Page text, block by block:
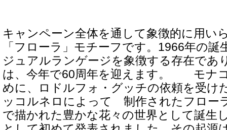
キャンペーン全体を通して象徴的に用い
「フローラ」モチーフです。1966年の誕
ジュアルランゲージを象徴する存在であ
は、今年で60周年を迎えます。 モナ
めに、ロドルフォ・グッチの依頼を受け
ッコルネロによって 制作されたフロー
で描かれた豊かな花々の世界として誕生